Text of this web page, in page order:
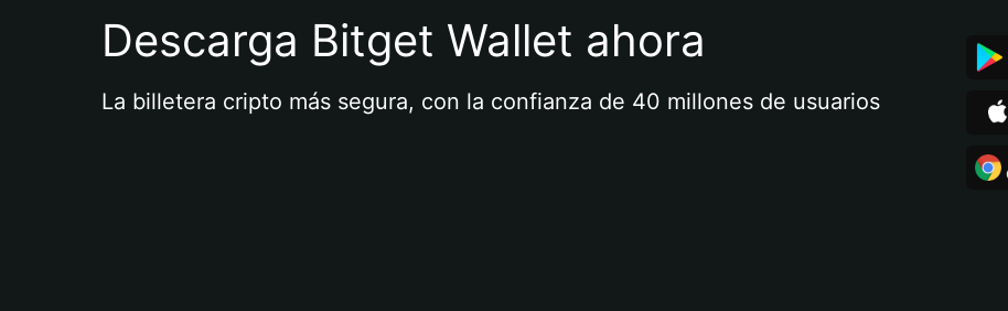
Descarga Bitget Wallet ahora
La billetera cripto más segura, con la confianza de 40 millones de usuarios